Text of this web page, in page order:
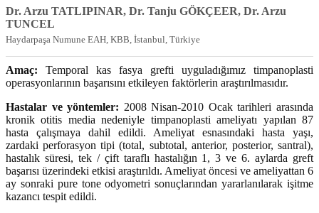
Dr. Arzu TATLIPINAR, Dr. Tanju GÖKÇEER, Dr. Arzu
TUNCEL
Haydarpaşa Numune EAH, KBB, İstanbul, Türkiye
Amaç: Temporal kas fasya grefti uyguladığımız timpanoplasti
operasyonlarının başarısını etkileyen faktörlerin araştırılmasıdır.
Hastalar ve yöntemler: 2008 Nisan-2010 Ocak tarihleri arasında
kronik otitis media nedeniyle timpanoplasti ameliyatı yapılan 87
hasta çalışmaya dahil edildi. Ameliyat esnasındaki hasta yaşı,
zardaki perforasyon tipi (total, subtotal, anterior, posterior, santral),
hastalık süresi, tek / çift taraflı hastalığın 1, 3 ve 6. aylarda greft
başarısı üzerindeki etkisi araştırıldı. Ameliyat öncesi ve ameliyattan 6
ay sonraki pure tone odyometri sonuçlarından yararlanılarak işitme
kazancı tespit edildi.